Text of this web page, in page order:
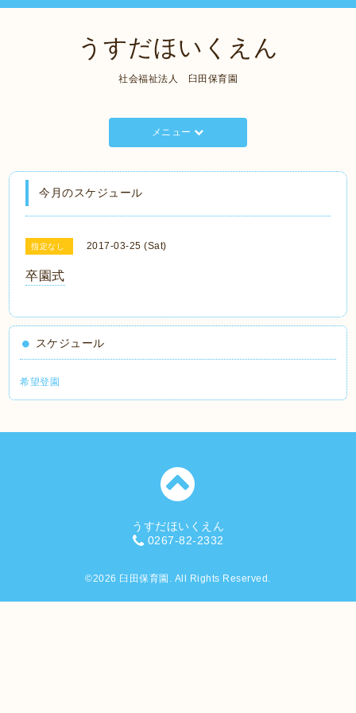
うすだほいくえん
社会福祉法人 臼田保育園
メニュー
今月のスケジュール
指定なし 2017-03-25 (Sat)
卒園式
スケジュール
希望登園
うすだほいくえん
0267-82-2332
©2026 臼田保育園 . All Rights Reserved.